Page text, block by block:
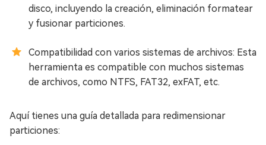
disco, incluyendo la creación, eliminación formatear
y fusionar particiones.
Compatibilidad con varios sistemas de archivos: Esta
herramienta es compatible con muchos sistemas
de archivos, como NTFS, FAT32, exFAT, etc.
Aquí tienes una guía detallada para redimensionar
particiones: